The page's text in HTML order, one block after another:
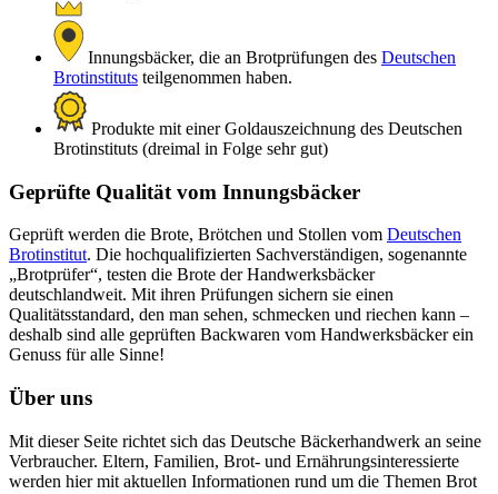
Innungsbäcker, die an Brotprüfungen des Deutschen
Brotinstituts teilgenommen haben.
Produkte mit einer Goldauszeichnung des Deutschen
Brotinstituts (dreimal in Folge sehr gut)
Geprüfte Qualität vom Innungsbäcker
Geprüft werden die Brote, Brötchen und Stollen vom Deutschen
Brotinstitut. Die hochqualifizierten Sachverständigen, sogenannte
„Brotprüfer“, testen die Brote der Handwerksbäcker
deutschlandweit. Mit ihren Prüfungen sichern sie einen
Qualitätsstandard, den man sehen, schmecken und riechen kann –
deshalb sind alle geprüften Backwaren vom Handwerksbäcker ein
Genuss für alle Sinne!
Über uns
Mit dieser Seite richtet sich das Deutsche Bäckerhandwerk an seine
Verbraucher. Eltern, Familien, Brot- und Ernährungsinteressierte
werden hier mit aktuellen Informationen rund um die Themen Brot